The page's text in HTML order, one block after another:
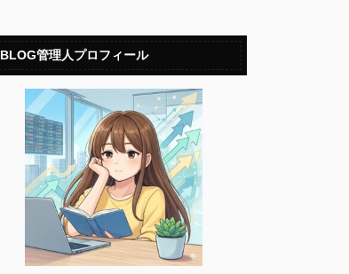
BLOG管理人プロフィール